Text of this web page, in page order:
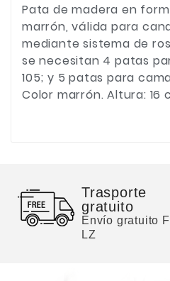
Pata de madera en
marrón, válida para
mediante sistema de
se necesitan 4 patas
105; y 5 patas para
Color marrón. Altura: 16
Trasporte
gratuito
Envío gratuito
LZ